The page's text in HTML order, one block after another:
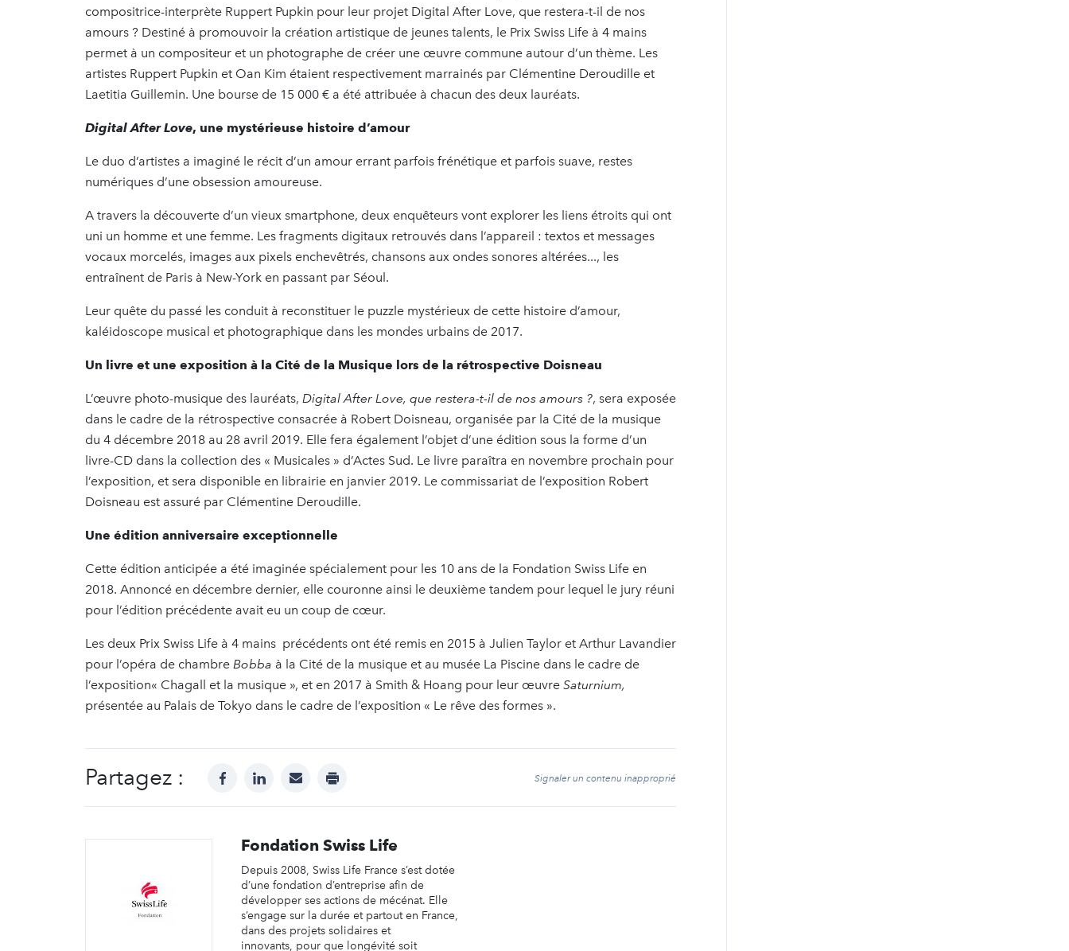
compositrice-interprète Ruppert Pupkin pour leur projet Digital After Love, que restera-t-il de nos
amours ? Destiné à promouvoir la création artistique de jeunes talents, le Prix Swiss Life à 4 mains
permet à un compositeur et un photographe de créer une œuvre commune autour d’un thème. Les
artistes Ruppert Pupkin et Oan Kim étaient respectivement marrainés par Clémentine Deroudille et
Laetitia Guillemin. Une bourse de 15 000 € a été attribuée à chacun des deux lauréats.
Digital After Love, une mystérieuse histoire d’amour
Le duo d’artistes a imaginé le récit d’un amour errant parfois frénétique et parfois suave, restes
numériques d’une obsession amoureuse.
A travers la découverte d’un vieux smartphone, deux enquêteurs vont explorer les liens étroits qui ont
uni un homme et une femme. Les fragments digitaux retrouvés dans l’appareil : textos et messages
vocaux morcelés, images aux pixels enchevêtrés, chansons aux ondes sonores altérées..., les
entraînent de Paris à New-York en passant par Séoul.
Leur quête du passé les conduit à reconstituer le puzzle mystérieux de cette histoire d’amour,
kaléidoscope musical et photographique dans les mondes urbains de 2017.
Un livre et une exposition à la Cité de la Musique lors de la rétrospective Doisneau
L’œuvre photo-musique des lauréats, Digital After Love, que restera-t-il de nos amours ?, sera exposée
dans le cadre de la rétrospective consacrée à Robert Doisneau, organisée par la Cité de la musique
du 4 décembre 2018 au 28 avril 2019. Elle fera également l’objet d’une édition sous la forme d’un
livre-CD dans la collection des « Musicales » d’Actes Sud. Le livre paraîtra en novembre prochain pour
l’exposition, et sera disponible en librairie en janvier 2019. Le commissariat de l’exposition Robert
Doisneau est assuré par Clémentine Deroudille.
Une édition anniversaire exceptionnelle
Cette édition anticipée a été imaginée spécialement pour les 10 ans de la Fondation Swiss Life en
2018. Annoncé en décembre dernier, elle couronne ainsi le deuxième tandem pour lequel le jury réuni
pour l’édition précédente avait eu un coup de cœur.
Les deux Prix Swiss Life à 4 mains précédents ont été remis en 2015 à Julien Taylor et Arthur Lavandier
pour l’opéra de chambre Bobba à la Cité de la musique et au musée La Piscine dans le cadre de
l’exposition« Chagall et la musique », et en 2017 à Smith & Hoang pour leur œuvre Saturnium,
présentée au Palais de Tokyo dans le cadre de l’exposition « Le rêve des formes ».
Partagez : facebooklinkedinmail print Signaler un contenu inapproprié
Fondation Swiss Life
Depuis 2008, Swiss Life France s’est dotée
d’une fondation d’entreprise afin de
développer ses actions de mécénat. Elle
s’engage sur la durée et partout en France,
dans des projets solidaires et
innovants, pour que longévité soit